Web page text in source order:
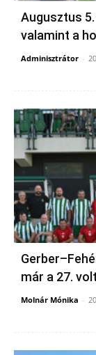
Augusztus
valamint a
Adminisztrátor -
már a 27. volt
Molnár Mónika -